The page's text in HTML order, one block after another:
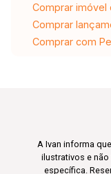
Comprar imóvel
Comprar
Comprar com
A Ivan informa
ilustrativos e
específica.